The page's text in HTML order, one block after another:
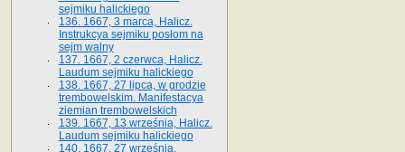
sejmiku halickiego
136. 1667, 3 marca, Halicz.
Instrukcya sejmiku posłom na
sejm walny
137. 1667, 2 czerwca, Halicz.
Laudum sejmiku halickiego
138. 1667, 27 lipca, w grodzie
trembowelskim. Manifestacya
ziemian trembowelskich
139. 1667, 13 września, Halicz.
Laudum sejmiku halickiego
140. 1667, 27 września,